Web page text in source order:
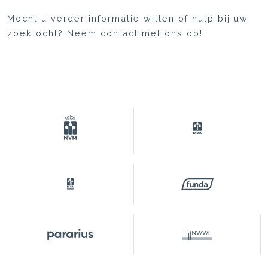
Mocht u verder informatie willen of hulp bij uw
zoektocht? Neem contact met ons op!